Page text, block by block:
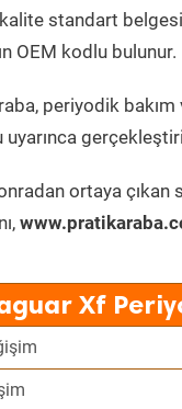
standart
OEM kodlu bulunur.
periyodik
uyarınca
ortaya çıkan
Xf